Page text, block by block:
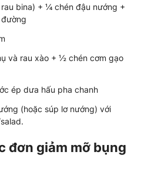
bina) + ¼ chén đậu nướng +
và rau xào + ½ chén cơm gạo
ép dưa hấu pha chanh
(hoặc súp lơ nướng) với
đơn giảm mỡ bụng